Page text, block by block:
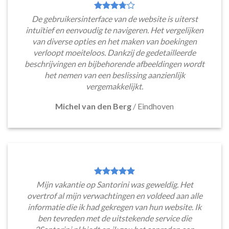
De gebruikersinterface van de website is uiterst
intuïtief en eenvoudig te navigeren. Het vergelijken
van diverse opties en het maken van boekingen
verloopt moeiteloos. Dankzij de gedetailleerde
beschrijvingen en bijbehorende afbeeldingen wordt
het nemen van een beslissing aanzienlijk
vergemakkelijkt.
Michel van den Berg / Eindhoven
Mijn vakantie op Santorini was geweldig. Het
overtrof al mijn verwachtingen en voldeed aan alle
informatie die ik had gekregen van hun website. Ik
ben tevreden met de uitstekende service die